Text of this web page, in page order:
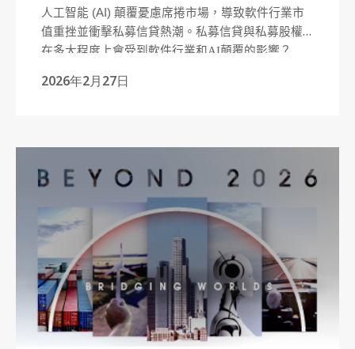
人工智能 (AI) 顛覆憂慮席捲市場，導致軟件行業市
值重挫並衝擊私募信貸熱潮。私募信貸與私募股權
在多大程度上會受到軟件行業和AI顛覆的影響？
2026年2月27日